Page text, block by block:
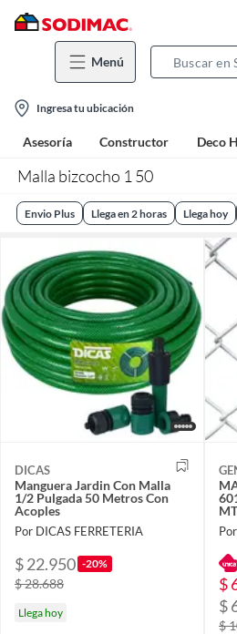
Menú
location-
icon
Ingresa tu ubicación
Asesoría Constructor Deco
Malla bizcocho 1 50
Envio Plus Llega en 2 horas Llega hoy
DICAS
Manguera Jardin Con Malla
1/2 Pulgada 50 Metros Con
Acoples
Por DICAS FERRETERIA
$ 22.950 -20%
$ 28.688
Llega hoy
$
$
$